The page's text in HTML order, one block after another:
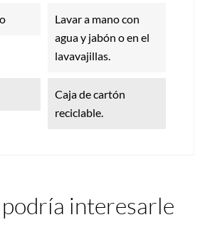
Lavar a mano con
agua y jabón o en el
lavavajillas.
Caja de cartón
reciclable.
interesarle